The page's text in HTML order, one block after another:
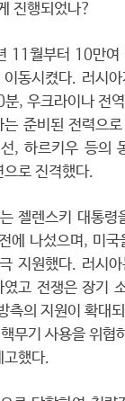
진행되었나?
11월부터 10만여
이동시켰다. 러시
, 우크라이나 전
준비된 전력으
, 하르키우 등의
로 진격했다.
젤렌스키 대통령
에 나섰으며, 미
지원했다. 러시
고 전쟁은 장기
측의 지원이 확대
무기 사용을 위협
고했다.